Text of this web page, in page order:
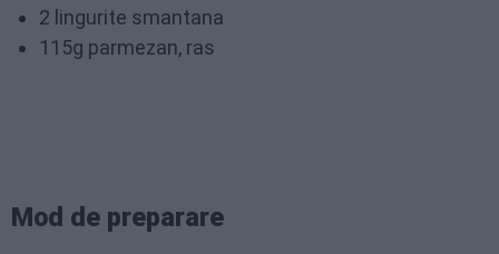
2 lingurite smantana
115g parmezan, ras
Mod de preparare